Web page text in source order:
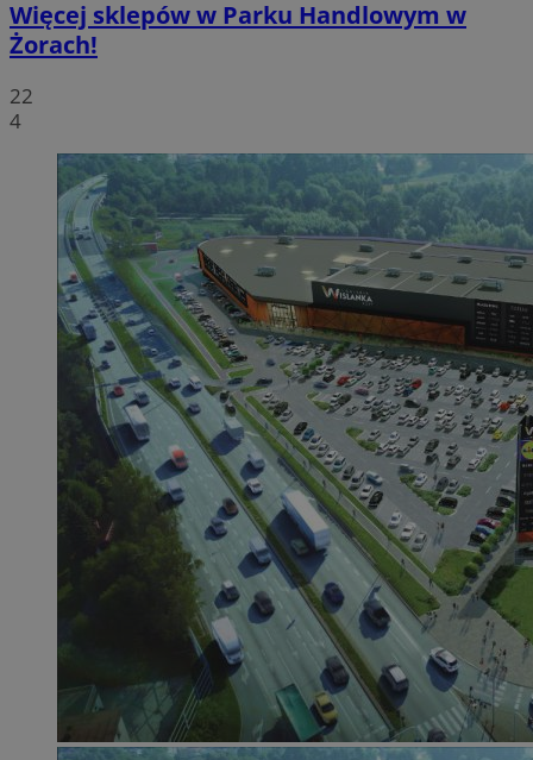
Więcej sklepów w Parku Handlowym w
Żorach!
22
4